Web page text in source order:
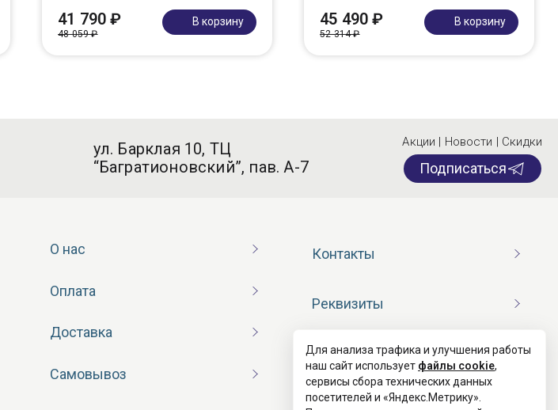
41 790 ₽
48 059 ₽
В корзину 45 490 ₽
52 314 ₽
В корзину
ул. Барклая 10, ТЦ
“Багратионовский”, пав. А-7
Акции | Новости | Скидки
Подписаться
О нас
Оплата
Доставка
Самовывоз
Контакты
Реквизиты
Договор оферты
Согласие на обработку ПД
Для анализа трафика и улучшения работы
наш сайт использует файлы cookie,
сервисы сбора технических данных
посетителей и «Яндекс.Метрику».